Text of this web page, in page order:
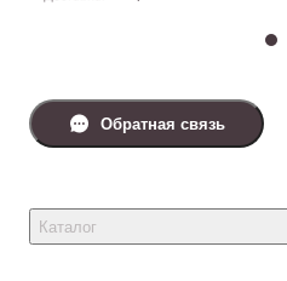
Каталог
Обратная связь